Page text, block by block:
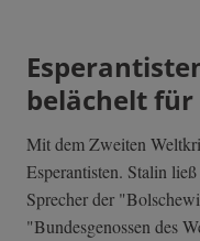
belächelt
Mit dem Zweiten
Esperantisten. Stalin
Sprecher der
"Bundesgenossen des